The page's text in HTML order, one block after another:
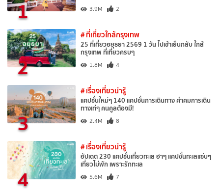
1 3.9M 2
2
# ที่เที่ยวใกล้กรุงเทพ
25 ที่เที่ยวอยุธยา 2569 1 วัน ไปเช้าเย็นกลับ ใกล้
กรุงเทพ ที่เที่ยวครบๆ
1.8M 4
3
# เรื่องเที่ยวน่ารู้
แคปชั่นใหม่ๆ 140 แคปชั่นการเดินทาง คำคมการเดิน
ทางเท่ๆ คนคูลต้องมี!
2.4M 8
4
# เรื่องเที่ยวน่ารู้
อัปเดต 230 แคปชั่นเที่ยวทะเล ฮาๆ แคปชั่นทะเลแซ่บๆ
เที่ยวไม่พัก เพราะรักทะเล
5.6M 7